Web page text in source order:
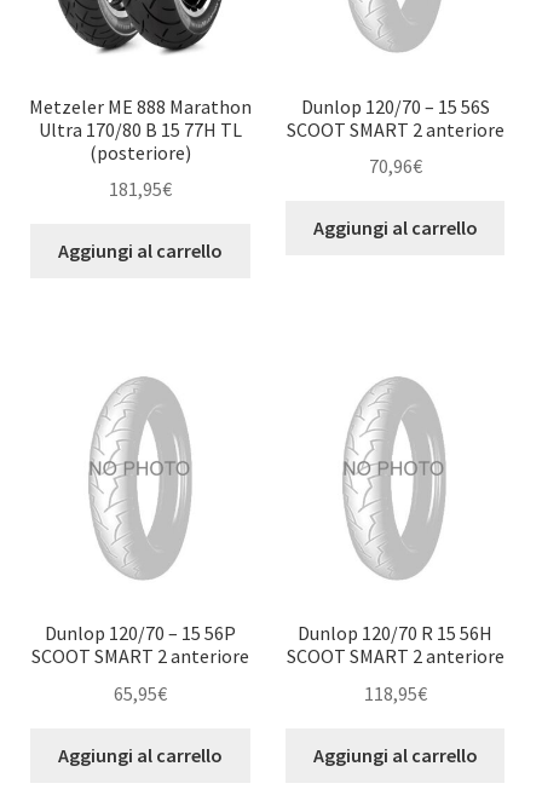
Metzeler ME 888 Marathon
Ultra 170/80 B 15 77H TL
(posteriore)
181,95€
Aggiungi al carrello
Dunlop 120/70 – 15 56S
SCOOT SMART 2 anteriore
70,96€
Aggiungi al carrello
Dunlop 120/70 – 15 56P
SCOOT SMART 2 anteriore
65,95€
Aggiungi al carrello
Dunlop 120/70 R 15 56H
SCOOT SMART 2 anteriore
118,95€
Aggiungi al carrello